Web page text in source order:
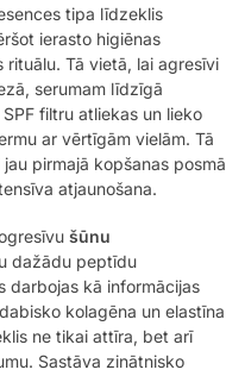
tipa līdzeklis
ierasto higiēnas
Tā vietā, lai agresīvi
serumam līdzīgā
filtru atliekas un lieko
ar vērtīgām vielām. Tā
pirmajā kopšanas posmā
atjaunošana.
šūnu
dažādu peptīdu
darbojas kā informācijas
kolagēna un elastīna
ne tikai attīra, bet arī
Sastāva zinātnisko